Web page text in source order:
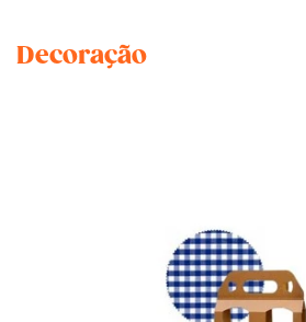
Decoração